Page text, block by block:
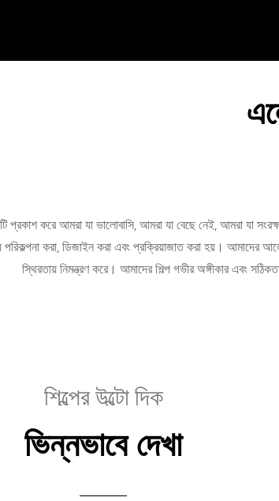
প্রকাশ করে আমরা যা ভালোবাসি, আমরা যা বেছে নেই, আমরা যা
পরিকল্পনা করা, ডিজাইন করা এবং প্রক্রিয়াজাত করা হয়।
স্থিরতায় নিমন্ত্রণ করে। আমাদের শিল্প গভীর অঙ্গীকার এবং
শিল্পের উল্টো দিক
ভিন্নভাবে দেখা